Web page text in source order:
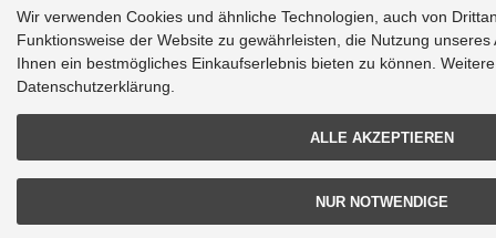
Wir verwenden Cookies und ähnliche Technologien, auch von
Funktionsweise der Website zu gewährleisten, die Nutzung
Ihnen ein bestmögliches Einkaufserlebnis bieten zu können.
Datenschutzerklärung.
ALLE AKZEPTIEREN
NUR NOTWENDIGE